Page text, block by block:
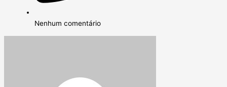
Nenhum comentário